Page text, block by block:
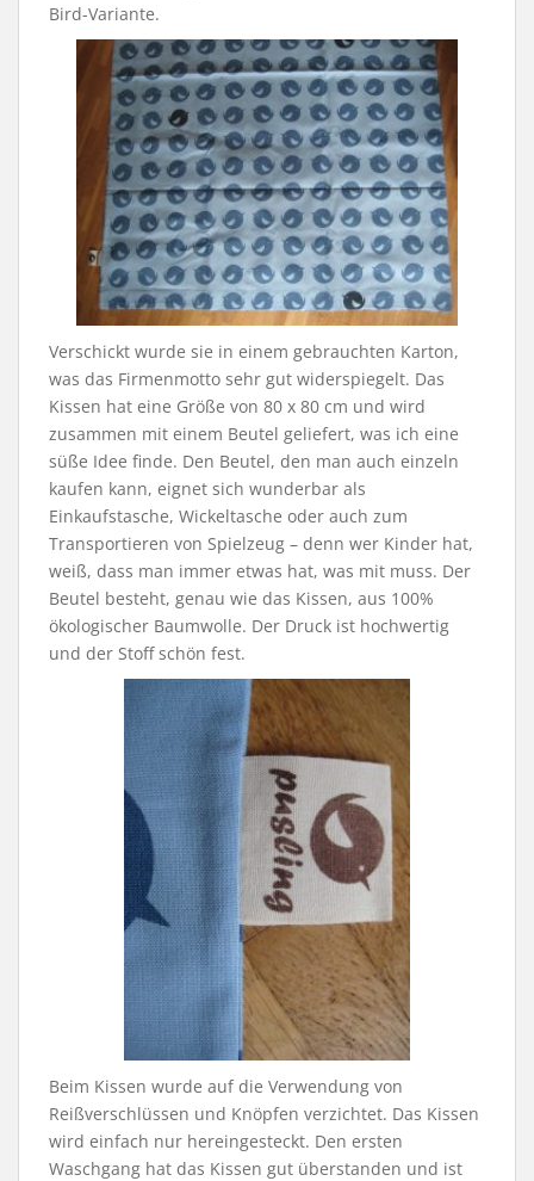
Bird-Variante.
Verschickt wurde sie in einem gebrauchten Karton,
was das Firmenmotto sehr gut widerspiegelt. Das
Kissen hat eine Größe von 80 x 80 cm und wird
zusammen mit einem Beutel geliefert, was ich eine
süße Idee finde. Den Beutel, den man auch einzeln
kaufen kann, eignet sich wunderbar als
Einkaufstasche, Wickeltasche oder auch zum
Transportieren von Spielzeug – denn wer Kinder hat,
weiß, dass man immer etwas hat, was mit muss. Der
Beutel besteht, genau wie das Kissen, aus 100%
ökologischer Baumwolle. Der Druck ist hochwertig
und der Stoff schön fest.
Beim Kissen wurde auf die Verwendung von
Reißverschlüssen und Knöpfen verzichtet. Das Kissen
wird einfach nur hereingesteckt. Den ersten
Waschgang hat das Kissen gut überstanden und ist